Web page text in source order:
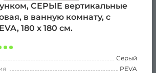
СЕРЫЕ вертикальные
в ванную комнату, с
180 х 180 см.
Серый
PEVA